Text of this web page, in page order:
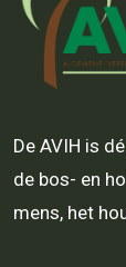
De AVIH is
de bos- en
mens, het